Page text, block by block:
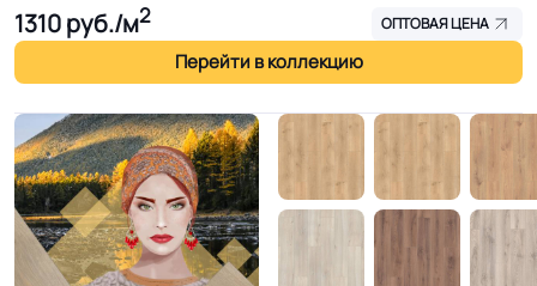
1310руб./м2 ОПТОВАЯ ЦЕНА
Перейти в коллекцию